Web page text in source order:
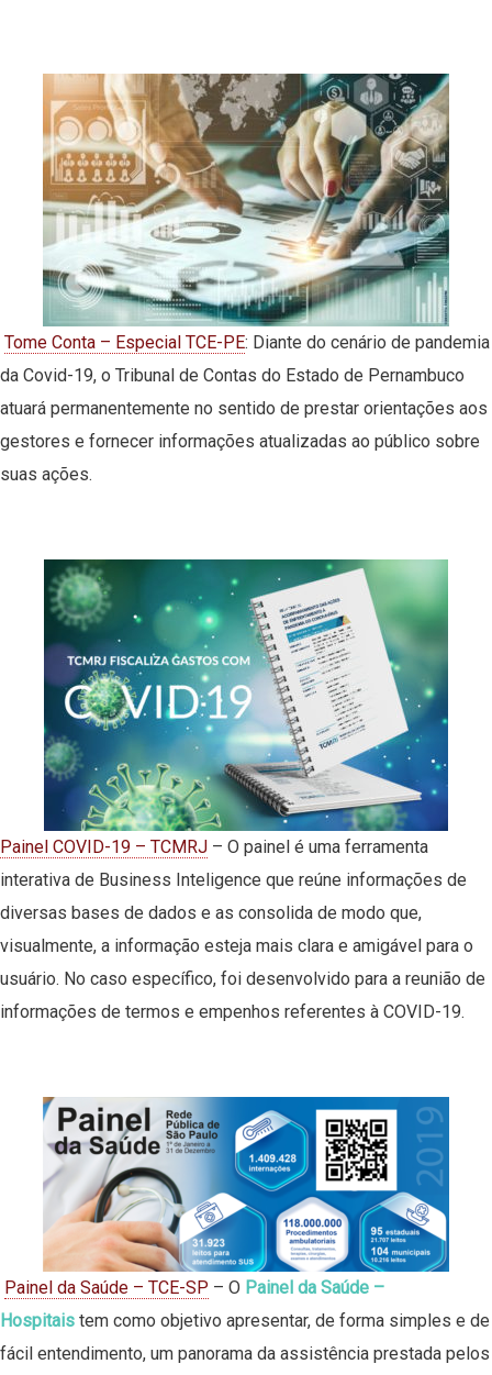
Tome Conta – Especial TCE-PE: Diante do cenário de pandemia
da Covid-19, o Tribunal de Contas do Estado de Pernambuco
atuará permanentemente no sentido de prestar orientações aos
gestores e fornecer informações atualizadas ao público sobre
suas ações.
Painel COVID-19 – TCMRJ – O painel é uma ferramenta
interativa de Business Inteligence que reúne informações de
diversas bases de dados e as consolida de modo que,
visualmente, a informação esteja mais clara e amigável para o
usuário. No caso específico, foi desenvolvido para a reunião de
informações de termos e empenhos referentes à COVID-19.
Painel da Saúde – TCE-SP – O Painel da Saúde –
Hospitais tem como objetivo apresentar, de forma simples e de
fácil entendimento, um panorama da assistência prestada pelos